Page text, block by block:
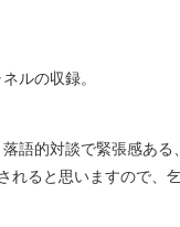
ルの収録。
語的対談で緊張感あ
ると思いますので、